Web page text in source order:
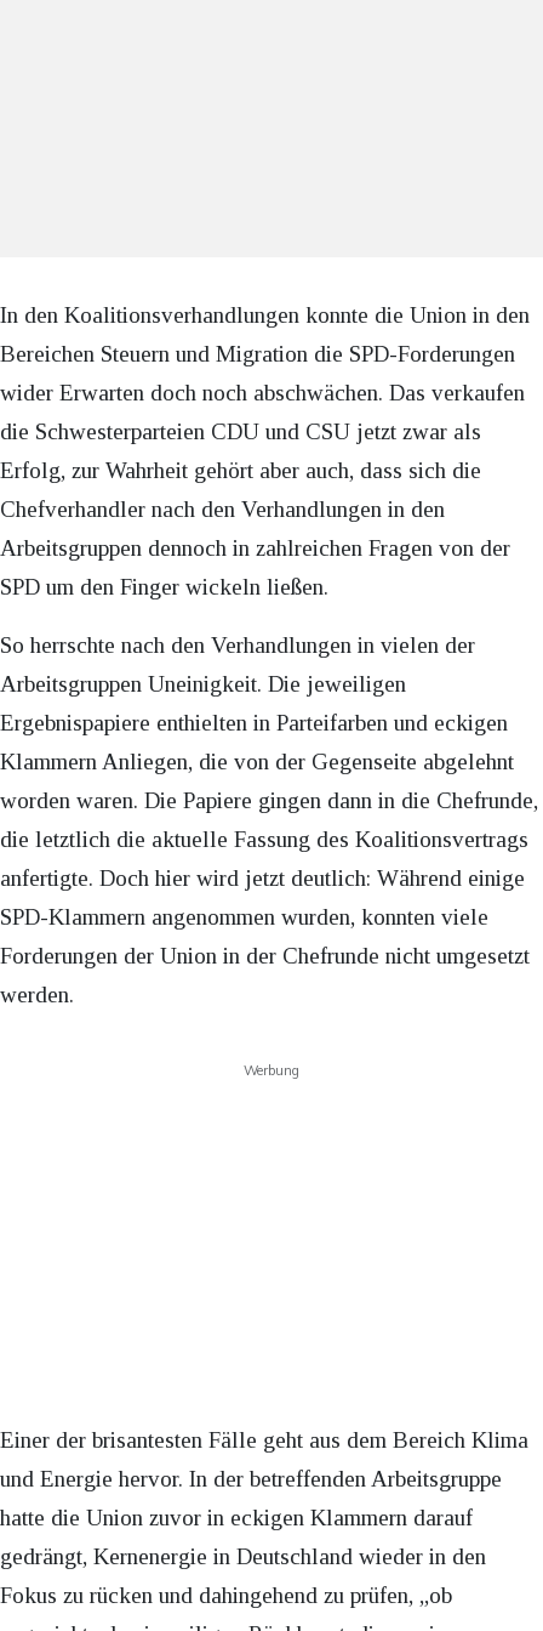
In den Koalitionsverhandlungen konnte die Union in den
Bereichen Steuern und Migration die SPD-Forderungen
wider Erwarten doch noch abschwächen. Das verkaufen
die Schwesterparteien CDU und CSU jetzt zwar als
Erfolg, zur Wahrheit gehört aber auch, dass sich die
Chefverhandler nach den Verhandlungen in den
Arbeitsgruppen dennoch in zahlreichen Fragen von der
SPD um den Finger wickeln ließen.
So herrschte nach den Verhandlungen in vielen der
Arbeitsgruppen Uneinigkeit. Die jeweiligen
Ergebnispapiere enthielten in Parteifarben und eckigen
Klammern Anliegen, die von der Gegenseite abgelehnt
worden waren. Die Papiere gingen dann in die Chefrunde,
die letztlich die aktuelle Fassung des Koalitionsvertrags
anfertigte. Doch hier wird jetzt deutlich: Während einige
SPD-Klammern angenommen wurden, konnten viele
Forderungen der Union in der Chefrunde nicht umgesetzt
werden.
Werbung
Einer der brisantesten Fälle geht aus dem Bereich Klima
und Energie hervor. In der betreffenden Arbeitsgruppe
hatte die Union zuvor in eckigen Klammern darauf
gedrängt, Kernenergie in Deutschland wieder in den
Fokus zu rücken und dahingehend zu prüfen, „ob